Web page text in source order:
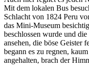
Mit dem lokalen Bus
Schlacht von 1824 Peru
das Mini-Museum
beschlossen wurde und
ansehen, die böse Geister
begann es zu regnen,
angehalten, brach der